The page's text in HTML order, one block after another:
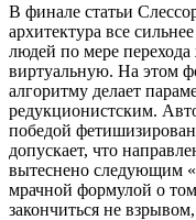
В финале статьи
архитектура все
людей по мере
виртуальную. На этом
алгоритму делает
редукционистским.
победой
допускает, что
вытеснено следующим
мрачной формулой о
закончиться не